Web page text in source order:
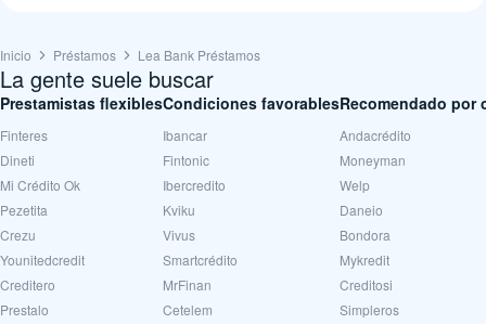
Inicio Préstamos Lea Bank Préstamos
La gente suele buscar
Prestamistas flexibles
Finteres
Dineti
Mi Crédito Ok
Pezetita
Crezu
Younitedcredit
Creditero
Prestalo
Condiciones favorables
Ibancar
Fintonic
Ibercredito
Kviku
Vivus
Smartcrédito
MrFinan
Cetelem
Recomendado por
Andacrédito
Moneyman
Welp
Daneio
Bondora
Mykredit
Creditosi
Simpleros